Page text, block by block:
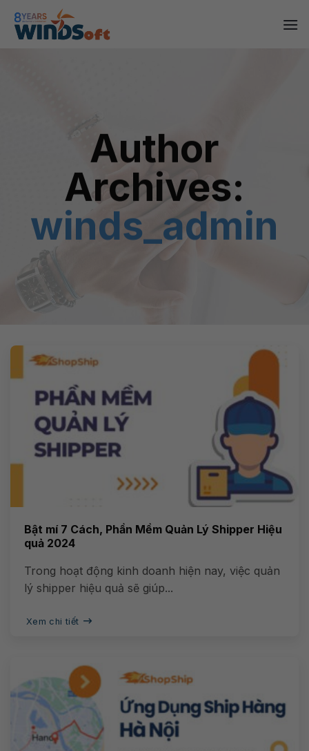
content
Author
Archives:
winds_admin
Bật mí 7 Cách, Phần Mềm Quản Lý Shipper Hiệu
quả 2024
Trong hoạt động kinh doanh hiện nay, việc quản
lý shipper hiệu quả sẽ giúp...
Xem chi tiết